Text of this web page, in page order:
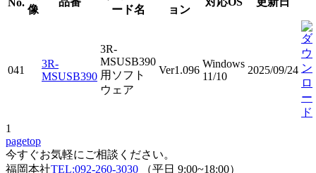
像
ード名
ョン
041
3R-
MSUSB390
3R-
MSUSB390
用ソフト
ウェア
Ver1.096
Windows
11/10
2025/09/24
1
pagetop
今すぐお気軽にご相談ください。
福岡本社TEL:092-260-3030 （平日 9:00~18:00）